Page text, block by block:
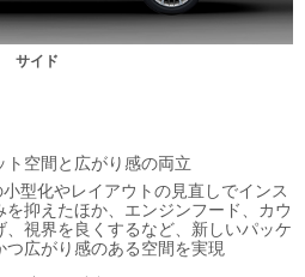
サイド
ト空間と広がり感の両立
型化やレイアウトの見直しでインス
を抑えたほか、エンジンフード、カウ
、視界を良くするなど、新しいパッケ
広がり感のある空間を実現